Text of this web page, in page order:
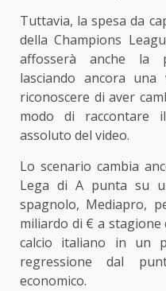
Tuttavia, la spesa da
della Champions
affosserà anche la
lasciando ancora
riconoscere di aver
modo di raccontare
assoluto del video.
Lo scenario cambia
Lega di A punta su
spagnolo, Mediapro,
miliardo di € a
calcio italiano in un
regressione dal
economico.